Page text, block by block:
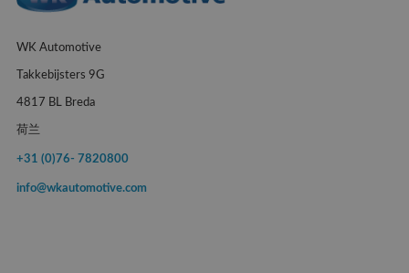
WK Automotive
Takkebijsters 9G
4817 BL Breda
荷兰
+31 (0)76- 7820800
info@wkautomotive.com